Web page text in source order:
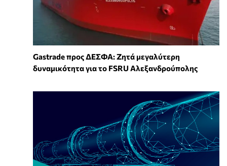
Gastrade προς ΔΕΣΦΑ: Ζητά μεγαλύτερη
δυναμικότητα για το FSRU Αλεξανδρούπολης